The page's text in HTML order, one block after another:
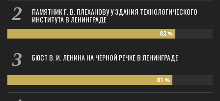
ПАМЯТНИК Г. В. ПЛЕХАНОВУ У ЗДАНИЯ ТЕХНОЛОГИЧЕСКОГО
ИНСТИТУТА В ЛЕНИНГРАДЕ
82 %
БЮСТ В. И. ЛЕНИНА НА ЧЁРНОЙ РЕЧКЕ В ЛЕНИНГРАДЕ
81 %